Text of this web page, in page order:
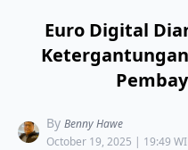
Euro Digital
By Benny Hawe
October 19, 2025 | 19:49